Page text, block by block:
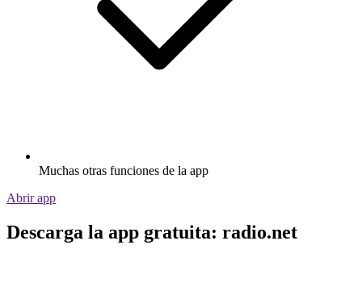
Muchas otras funciones de la app
Abrir app
Descarga la app gratuita: radio.net